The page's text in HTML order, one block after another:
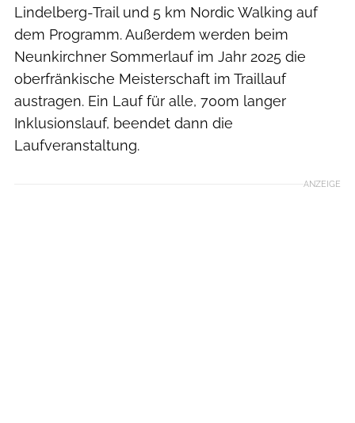
Lindelberg-Trail und 5 km Nordic Walking auf
dem Programm. Außerdem werden beim
Neunkirchner Sommerlauf im Jahr 2025 die
oberfränkische Meisterschaft im Traillauf
austragen. Ein Lauf für alle, 700m langer
Inklusionslauf, beendet dann die
Laufveranstaltung.
ANZEIGE